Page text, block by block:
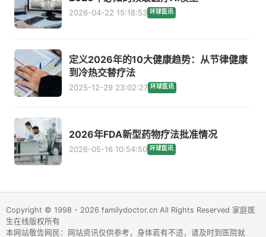
2026-04-22 15:18:53 环球医讯
定义2026年的10大健康趋势：从节律健康
到冷热交替疗法
2025-12-29 23:02:27 环球医讯
2026年FDA新型药物疗法批准情况
2026-05-16 10:54:50 环球医讯
Copyright © 1998 - 2026 familydoctor.cn All Rights Reserved 家庭医
生在线版权所有
本网站敬告网民：网站资讯仅供参考，身体若有不适，请及时到医院就